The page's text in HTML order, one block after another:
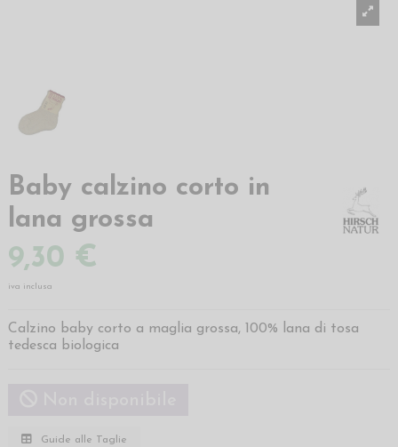
Baby calzino corto in
lana grossa
9,30 €
iva inclusa
Calzino baby corto a maglia grossa, 100% lana di tosa
tedesca biologica
Guide alle Taglie